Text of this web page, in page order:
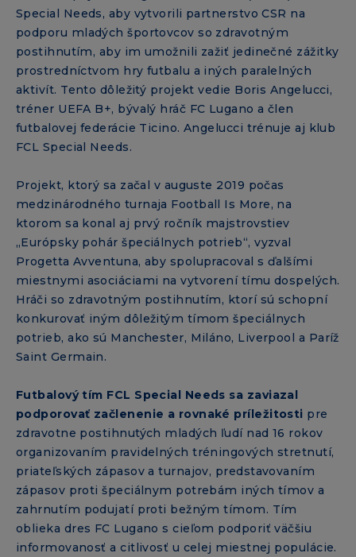
Special Needs, aby vytvorili partnerstvo CSR na
podporu mladých športovcov so zdravotným
postihnutím, aby im umožnili zažiť jedinečné zážitky
prostredníctvom hry futbalu a iných paralelných
aktivít. Tento dôležitý projekt vedie Boris Angelucci,
tréner UEFA B+, bývalý hráč FC Lugano a člen
futbalovej federácie Ticino. Angelucci trénuje aj klub
FCL Special Needs.
Projekt, ktorý sa začal v auguste 2019 počas
medzinárodného turnaja Football Is More, na
ktorom sa konal aj prvý ročník majstrovstiev
„Európsky pohár špeciálnych potrieb“, vyzval
Progetta Avventuna, aby spolupracoval s ďalšími
miestnymi asociáciami na vytvorení tímu dospelých.
Hráči so zdravotným postihnutím, ktorí sú schopní
konkurovať iným dôležitým tímom špeciálnych
potrieb, ako sú Manchester, Miláno, Liverpool a Paríž
Saint Germain.
Futbalový tím FCL Special Needs sa zaviazal
podporovať začlenenie a rovnaké príležitosti pre
zdravotne postihnutých mladých ľudí nad 16 rokov
organizovaním pravidelných tréningových stretnutí,
priateľských zápasov a turnajov, predstavovaním
zápasov proti špeciálnym potrebám iných tímov a
zahrnutím podujatí proti bežným tímom. Tím
oblieka dres FC Lugano s cieľom podporiť väčšiu
informovanosť a citlivosť u celej miestnej populácie.